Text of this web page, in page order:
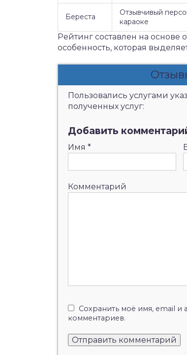
Береста
Отзывчивый
караоке
Рейтинг составлен на основе
особенность, которая
Пользовались услугами
полученных услуг:
Добавить
Имя *
Комментарий
Сохранить моё имя, email и
комментариев.